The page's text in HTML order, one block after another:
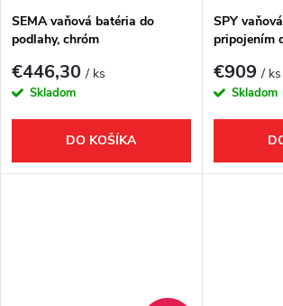
SEMA vaňová batéria do
podlahy, chróm
€446,30/ ks
Skladom
DO KOŠÍKA
SPY
pripojením
€909/ ks
Skladom